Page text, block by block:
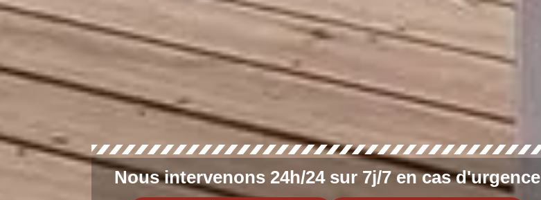
Nous intervenons 24h/24 sur 7j/7 en cas d'urgence